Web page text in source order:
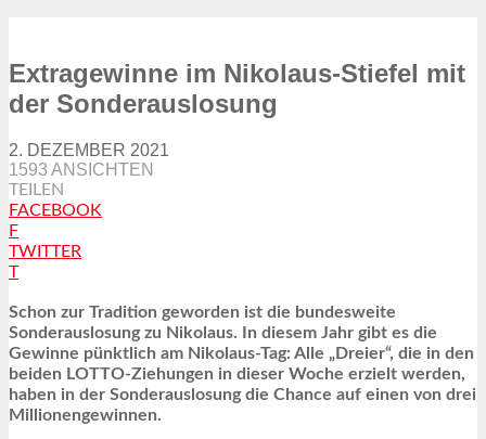
Extragewinne im Nikolaus-Stiefel mit
der Sonderauslosung
2. DEZEMBER 2021
1593 ANSICHTEN
TEILEN
FACEBOOK
F
TWITTER
T
Schon zur Tradition geworden ist die bundesweite
Sonderauslosung zu Nikolaus. In diesem Jahr gibt es die
Gewinne pünktlich am Nikolaus-Tag: Alle „Dreier“, die in den
beiden LOTTO-Ziehungen in dieser Woche erzielt werden,
haben in der Sonderauslosung die Chance auf einen von drei
Millionengewinnen.